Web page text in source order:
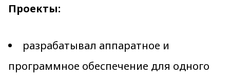
Проекты:
разрабатывал аппаратное и
программное обеспечение для одного